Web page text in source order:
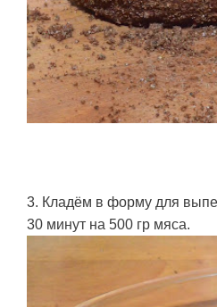
3. Кладём в форму для
30 минут на 500 гр мяса.